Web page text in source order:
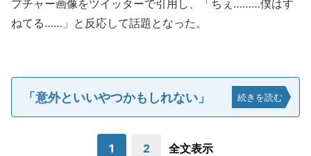
プチャー画像をツイッターで引用し、「ちぇ………僕はす
ねてる……」と反応して話題となった。
「意外といいやつかもしれない」 続きを読む
1 2 全文表示